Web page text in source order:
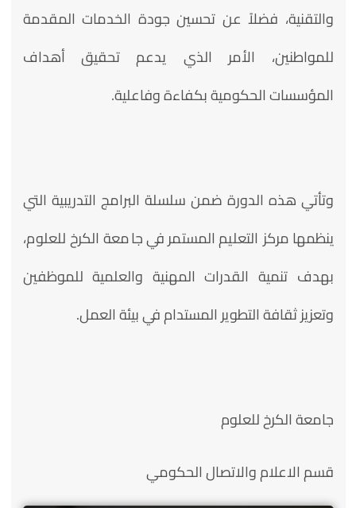
والتقنية، فضلاً عن تحسين جودة الخدمات المقدمة
للمواطنين، الأمر الذي يدعم تحقيق أهداف
المؤسسات الحكومية بكفاءة وفاعلية.
وتأتي هذه الدورة ضمن سلسلة البرامج التدريبية التي
ينظمها مركز التعليم المستمر في جامعة الكرخ للعلوم،
بهدف تنمية القدرات المهنية والعلمية للموظفين
وتعزيز ثقافة التطوير المستدام في بيئة العمل.
جامعة الكرخ للعلوم
قسم الاعلام والاتصال الحكومي